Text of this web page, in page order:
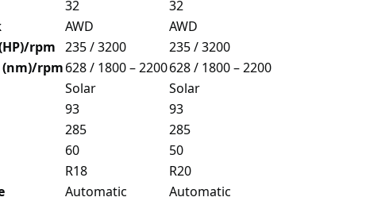
32 32
AWD
AWD
rpm 235 / 3200
235 / 3200
(nm)/rpm628 / 1800 – 2200628 / 1800 – 2200
Solar
Solar
93 93
285
285
60
50
R18
R20
Automatic
Automatic